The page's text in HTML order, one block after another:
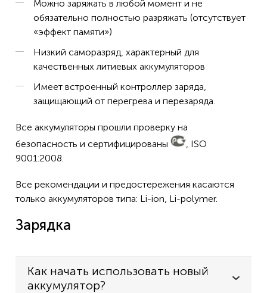
GPT9000A
GRS-1
GTS-750
GTS-751
GTS-900
RC-3
GNSS приемников GB-500, GB-1000
Можно заряжать в любой момент и не
обязательно полностью разряжать (отсутствует
«эффект памяти»)
Низкий саморазряд, характерный для
качественных литиевых аккумуляторов
Имеет встроенный контроллер заряда,
защищающий от перегрева и перезаряда.
Все аккумуляторы прошли проверку на
безопасность и сертифицированы
, ISO
9001:2008.
Все рекомендации и предостережения касаются
только аккумуляторов типа: Li-ion, Li-polymer.
Зарядка
Как начать использовать новый
аккумулятор?